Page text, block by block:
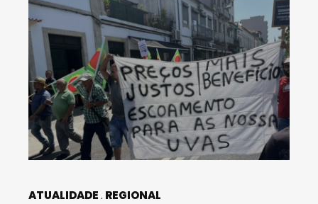
ATUALIDADE REGIONAL